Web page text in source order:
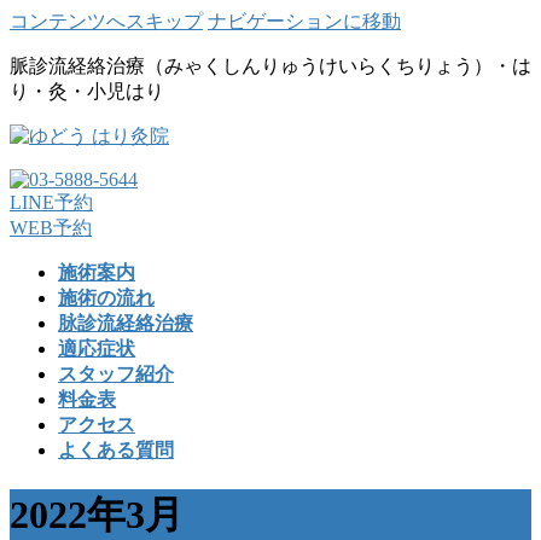
コンテンツへスキップ ナビゲーションに移動
脈診流経絡治療（みゃくしんりゅうけいらくちりょう）・は
り・灸・小児はり
LINE予約
WEB予約
施術案内
施術の流れ
脉診流経絡治療
適応症状
スタッフ紹介
料金表
アクセス
よくある質問
2022年3月